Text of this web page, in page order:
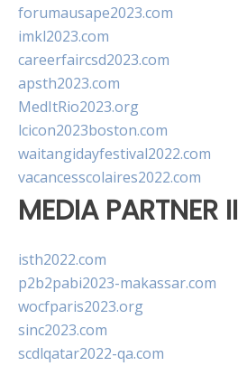
forumausape2023.com
imkl2023.com
careerfaircsd2023.com
apsth2023.com
MedItRio2023.org
lcicon2023boston.com
waitangidayfestival2022.com
vacancesscolaires2022.com
MEDIA PARTNER II
isth2022.com
p2b2pabi2023-makassar.com
wocfparis2023.org
sinc2023.com
scdlqatar2022-qa.com